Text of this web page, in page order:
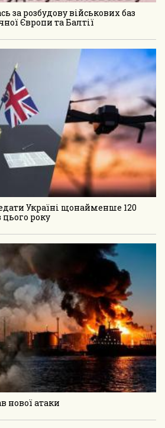
за розбудову військових баз
Європи та Балтії
Україні щонайменше 120
цього року
нової атаки